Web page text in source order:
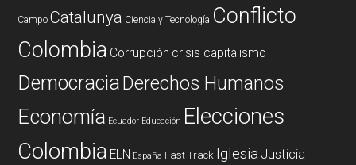
Campo Catalunya Ciencia y Tecnología Conflicto
Colombia Corrupción crisis capitalismo
DemocraciaDerechos Humanos
Economía Ecuador Educación Elecciones
Colombia ELN España Fast Track Iglesia Justicia